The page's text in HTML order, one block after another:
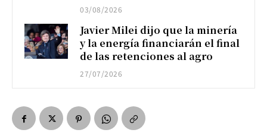
03/08/2026
Javier Milei dijo que la minería
y la energía financiarán el final
de las retenciones al agro
27/07/2026